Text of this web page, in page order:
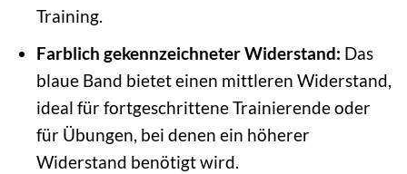
Training.
Farblich gekennzeichneter Widerstand: Das
blaue Band bietet einen mittleren Widerstand,
ideal für fortgeschrittene Trainierende oder
für Übungen, bei denen ein höherer
Widerstand benötigt wird.